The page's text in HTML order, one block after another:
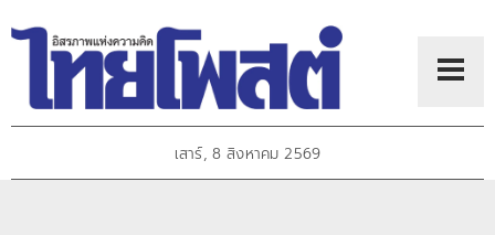
เสาร์, 8 สิงหาคม 2569